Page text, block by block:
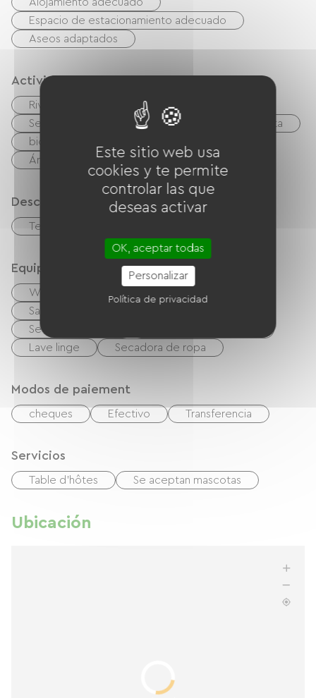
Espacio de estacionamiento adecuado
Aseos adaptados
Actividades
Riviere Cuerpo de agua
Senderismo
Cancha de tenis
bicicleta
bicicleta de montaña
Área de picnic
Gimnasio
Descripción
Terraza
Equipos
Wifi gratuito
Salón de jardín
Secador de pelo
Lave linge
Secadora de ropa
Modos de paiement
cheques Efectivo Transferencia
Servicios
Table d'hôtes Se aceptan mascotas
Ubicación
Este sitio web usa
cookies y te permite
controlar las que
deseas activar
OK, aceptar todas
Personalizar
Política de privacidad